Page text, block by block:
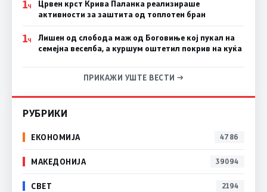
1Ч
Црвен крст Крива Паланка реализираше
активности за заштита од топлотен бран
1Ч
Лишен од слобода маж од Боговиње кој пукал на
семејна веселба, а куршум оштетил покрив на куќа
ПРИКАЖИ УШТЕ ВЕСТИ →
РУБРИКИ
ЕКОНОМИЈА 4786
МАКЕДОНИЈА 39094
СВЕТ 2194